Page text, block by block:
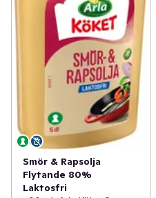
Smör & Rapsolja
Flytande 80%
Laktosfri